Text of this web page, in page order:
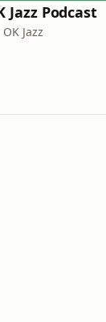
Jazz Podcast
Jazz